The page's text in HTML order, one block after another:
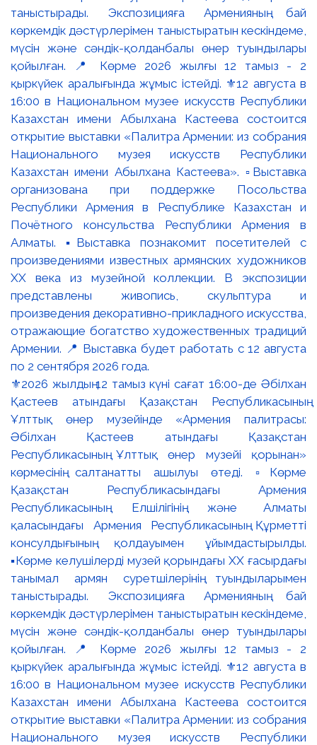
⚜️2026 жылдың 12 тамыз күні сағат 16:00-де Әбілхан
Қастеев атындағы Қазақстан Республикасының
Ұлттық өнер музейінде «Армения палитрасы:
Әбілхан Қастеев атындағы Қазақстан
Республикасының Ұлттық өнер музейі қорынан»
көрмесінің салтанатты ашылуы өтеді. ▫️Көрме
Қазақстан Республикасындағы Армения
Республикасының Елшілігінің және Алматы
қаласындағы Армения Республикасының Құрметті
консулдығының қолдауымен ұйымдастырылды.
▪️Көрме келушілерді музей қорындағы ХХ ғасырдағы
танымал армян суретшілерінің туындыларымен
таныстырады. Экспозицияға Арменияның бай
көркемдік дәстүрлерімен таныстыратын кескіндеме,
мүсін және сәндік-қолданбалы өнер туындылары
қойылған. 📍 Көрме 2026 жылғы 12 тамыз - 2
қыркүйек аралығында жұмыс істейді. ⚜️12 августа в
16:00 в Национальном музее искусств Республики
Казахстан имени Абылхана Кастеева состоится
открытие выставки «Палитра Армении: из собрания
Национального музея искусств Республики